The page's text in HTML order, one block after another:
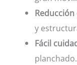
y
Fácil
planchado.